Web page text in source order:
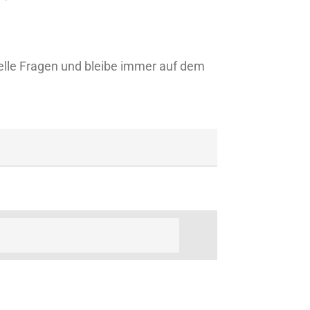
Fragen und bleibe immer auf dem